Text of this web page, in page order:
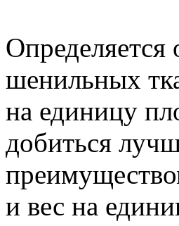
Определяется
шенильных
на единицу
добиться
и вес на